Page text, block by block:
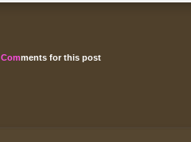
Comments for this post